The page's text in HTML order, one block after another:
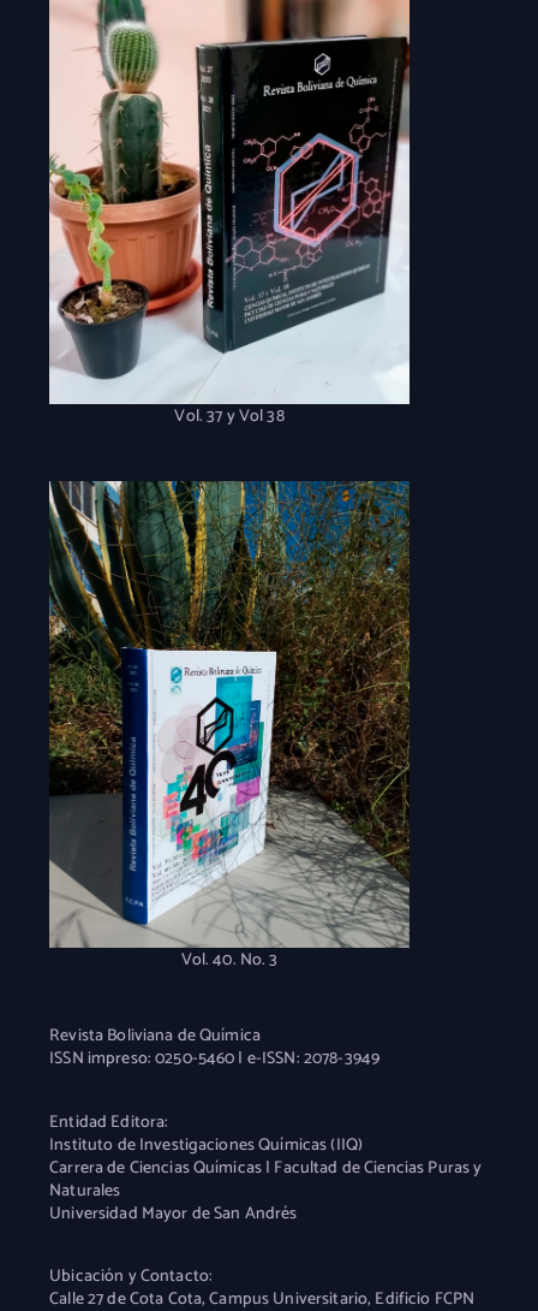
Vol. 37 y Vol 38
Vol. 40. No. 3
Revista Boliviana de Química
ISSN impreso: 0250-5460 | e-ISSN: 2078-3949
Entidad Editora:
Instituto de Investigaciones Químicas (IIQ)
Carrera de Ciencias Químicas | Facultad de Ciencias Puras y
Naturales
Universidad Mayor de San Andrés
Ubicación y Contacto:
Calle 27 de Cota Cota, Campus Universitario, Edificio FCPN